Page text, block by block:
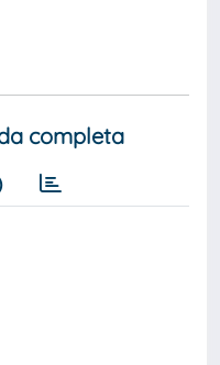
completa